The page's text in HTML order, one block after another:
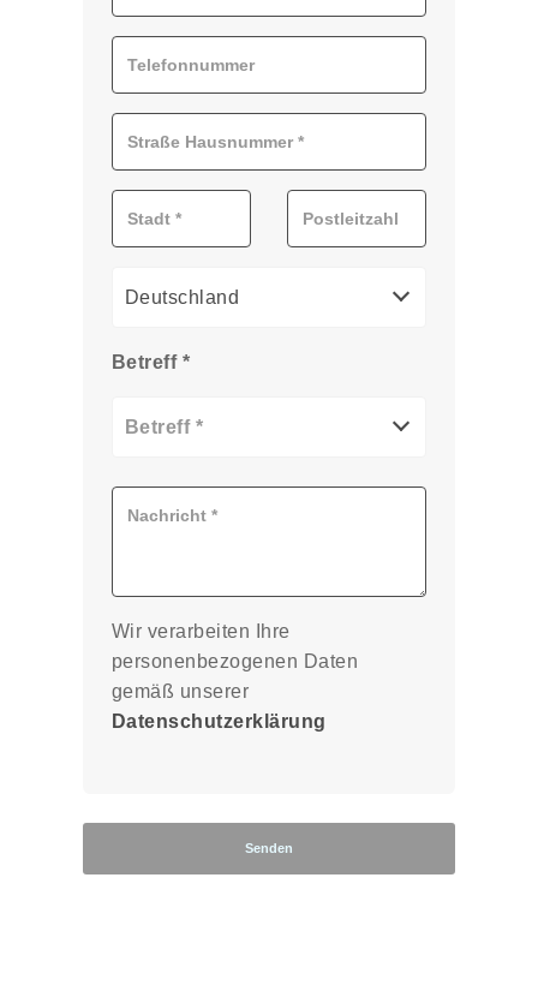
Deutschland
Betreff *
Betreff *
Wir verarbeiten Ihre
personenbezogenen Daten
gemäß unserer
Datenschutzerklärung
Senden